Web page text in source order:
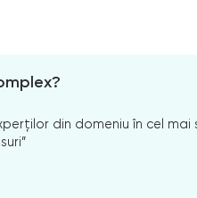
din domeniu în cel mai